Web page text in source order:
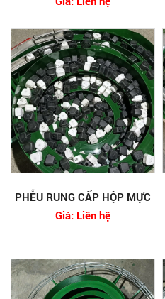
PHỄU RUNG CẤP HỘP MỰC
Giá: Liên hệ